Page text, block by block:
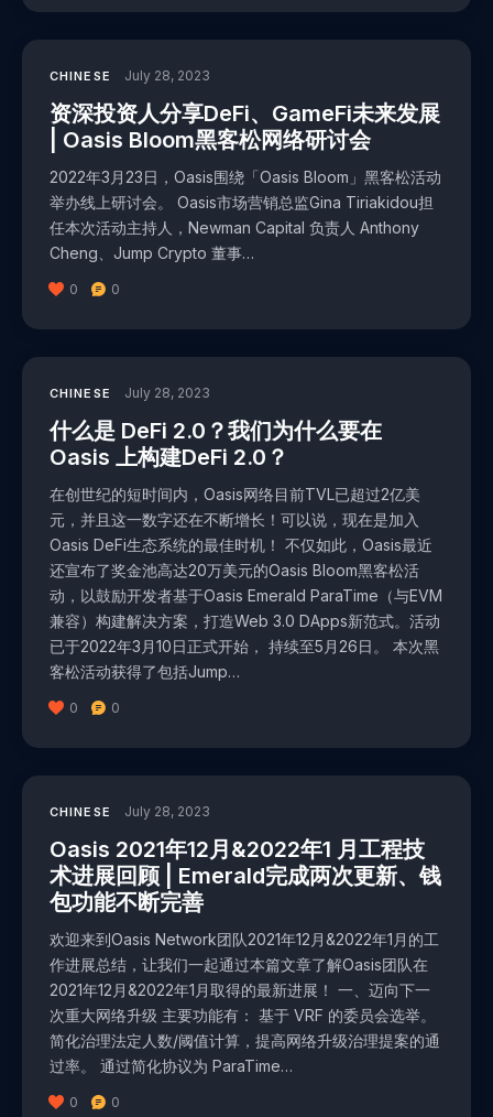
CHINESE July 28, 2023
资深投资人分享DeFi、GameFi未来发展
| Oasis Bloom黑客松网络研讨会
2022年3月23日，Oasis围绕「Oasis Bloom」黑客松活动
举办线上研讨会。 Oasis市场营销总监Gina Tiriakidou担
任本次活动主持人，Newman Capital 负责人 Anthony
Cheng、Jump Crypto 董事…
0 0
CHINESE July 28, 2023
什么是 DeFi 2.0？我们为什么要在
Oasis 上构建DeFi 2.0？
在创世纪的短时间内，Oasis网络目前TVL已超过2亿美
元，并且这一数字还在不断增长！可以说，现在是加入
Oasis DeFi生态系统的最佳时机！ 不仅如此，Oasis最近
还宣布了奖金池高达20万美元的Oasis Bloom黑客松活
动，以鼓励开发者基于Oasis Emerald ParaTime（与EVM
兼容）构建解决方案，打造Web 3.0 DApps新范式。活动
已于2022年3月10日正式开始， 持续至5月26日。 本次黑
客松活动获得了包括Jump…
0 0
CHINESE July 28, 2023
Oasis 2021年12月&2022年1 月工程技
术进展回顾 | Emerald完成两次更新、钱
包功能不断完善
欢迎来到Oasis Network团队2021年12月&2022年1月的工
作进展总结，让我们一起通过本篇文章了解Oasis团队在
2021年12月&2022年1月取得的最新进展！ 一、迈向下一
次重大网络升级 主要功能有： 基于 VRF 的委员会选举。
简化治理法定人数/阈值计算，提高网络升级治理提案的通
过率。 通过简化协议为 ParaTime…
0 0